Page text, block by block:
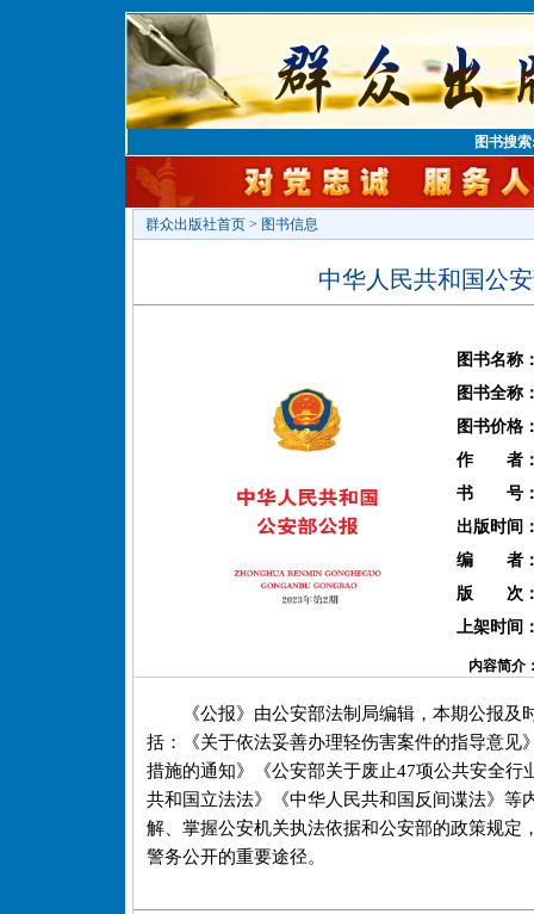
图书搜
群众出版社首页 > 图书信息
中华人民共和国公
图书名称
图书全称
图书价格
作 者
书 号
出版时间
编 者
版 次
上架时间
内容简介
《公报》由公安部法制局编辑，本期公报
括：《关于依法妥善办理轻伤害案件的指导意见
措施的通知》《公安部关于废止47项公共安全
共和国立法法》《中华人民共和国反间谍法》
解、掌握公安机关执法依据和公安部的政策规
警务公开的重要途径。